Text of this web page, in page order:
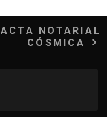
ACTA NOTARIAL
CÓSMICA